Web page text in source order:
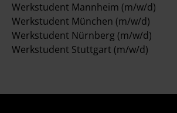
Werkstudent Mannheim (m/w/d)
Werkstudent München (m/w/d)
Werkstudent Nürnberg (m/w/d)
Werkstudent Stuttgart (m/w/d)